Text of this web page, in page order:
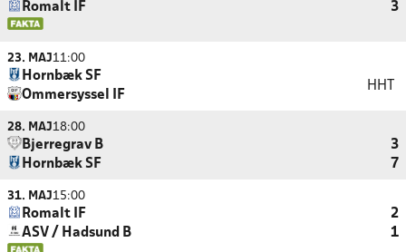
Romalt IF
3
23. MAJ11:00
Hornbæk SF
Ommersyssel IF
HHT
28. MAJ18:00
Bjerregrav B
3
Hornbæk SF
7
31. MAJ15:00
Romalt IF
2
ASV / Hadsund B
1